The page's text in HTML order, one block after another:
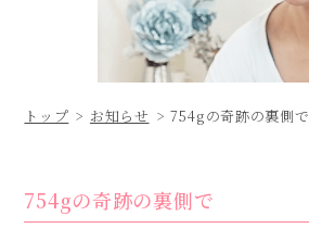
トップ お知らせ 754gの奇跡の裏側で
754gの奇跡の裏側で